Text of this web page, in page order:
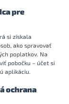
pre
si získala
ako spravovať
poplatkov. Na
pobočku – účet si
aplikáciu.
ochrana